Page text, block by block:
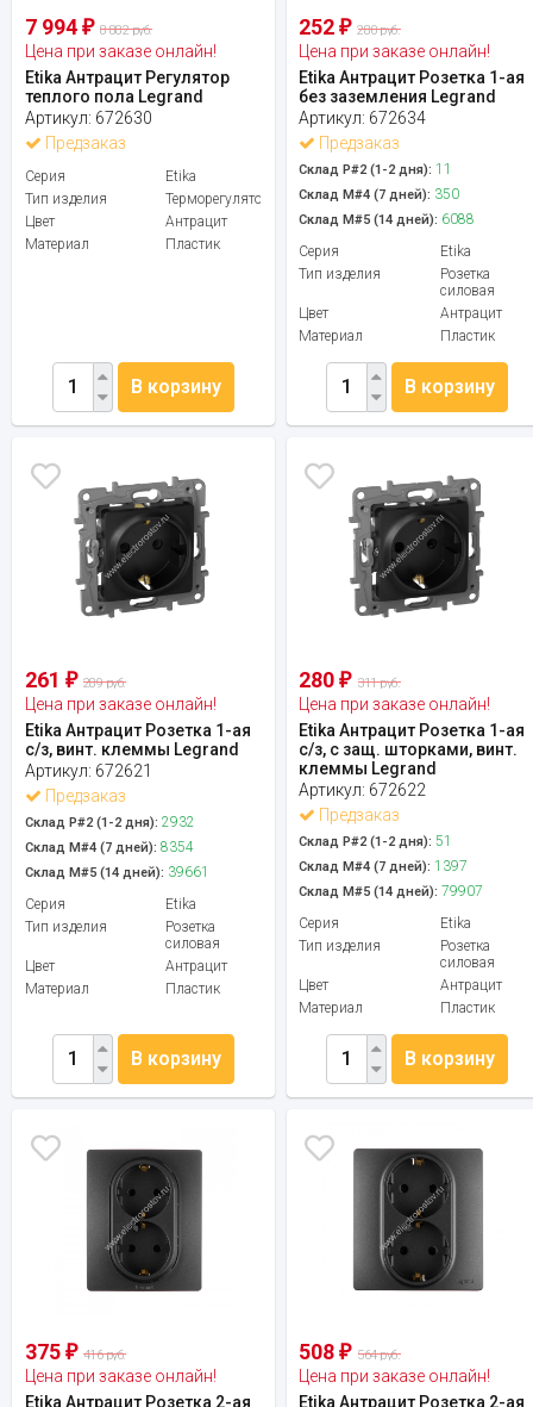
7 994 ₽ 8 882 руб.
Цена при заказе онлайн!
Etika Антрацит Регулятор
теплого пола Legrand
Артикул: 672630
Предзаказ
Серия
Etika
Тип изделия
Терморегулятор
Цвет
Антрацит
Материал
Пластик
В корзину
252₽ 280 руб.
Цена при заказе онлайн!
Etika Антрацит Розетка 1-ая
без заземления Legrand
Артикул: 672634
Предзаказ
Склад Р#2 (1-2 дня): 11
Склад М#4 (7 дней): 350
Склад М#5 (14 дней): 6088
Серия
Etika
Тип изделия
Розетка
силовая
Цвет
Антрацит
Материал
Пластик
В корзину
261 ₽ 289 руб.
Цена при заказе онлайн!
Etika Антрацит Розетка 1-ая
с/з, винт. клеммы Legrand
Артикул: 672621
Предзаказ
Склад Р#2 (1-2 дня): 2932
Склад М#4 (7 дней): 8354
Склад М#5 (14 дней): 39661
Серия
Etika
Тип изделия
Розетка
силовая
Цвет
Антрацит
Материал
Пластик
В корзину
280₽ 311 руб.
Цена при заказе онлайн!
Etika Антрацит Розетка 1-ая
с/з, с защ. шторками, винт.
клеммы Legrand
Артикул: 672622
Предзаказ
Склад Р#2 (1-2 дня): 51
Склад М#4 (7 дней): 1397
Склад М#5 (14 дней): 79907
Серия
Etika
Тип изделия
Розетка
силовая
Цвет
Антрацит
Материал
Пластик
В корзину
375 ₽ 416 руб.
Цена при заказе онлайн!
Etika Антрацит Розетка 2-ая
508₽ 564 руб.
Цена при заказе онлайн!
Etika Антрацит Розетка 2-ая